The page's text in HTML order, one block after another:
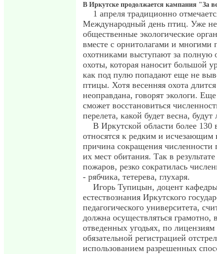
В Иркутске продолжается кампания "За
1 апреля традиционно
Международный день птиц. Уже
общественные экологические
вместе с орнитолагами и многими
охотниками выступают за полную
охоты, которая наносит большой
как под пулю попадают еще не
птицы. Хотя весенняя охота
неоправдана, говорят экологи.
сможет восстановиться
перелета, какой будет весна,
В Иркутской области более 130
относятся к редким и
причина сокращения численности
их мест обитания. Так в
пожаров, резко сократилась
- рябчика, тетерева, глухаря.
Игорь Тупицын, доцент
естествознания Иркутского
педагогического университета,
должна осуществляться грамотно,
отведенных угодьях, по
обязательной регистрацией
использованием разрешенных